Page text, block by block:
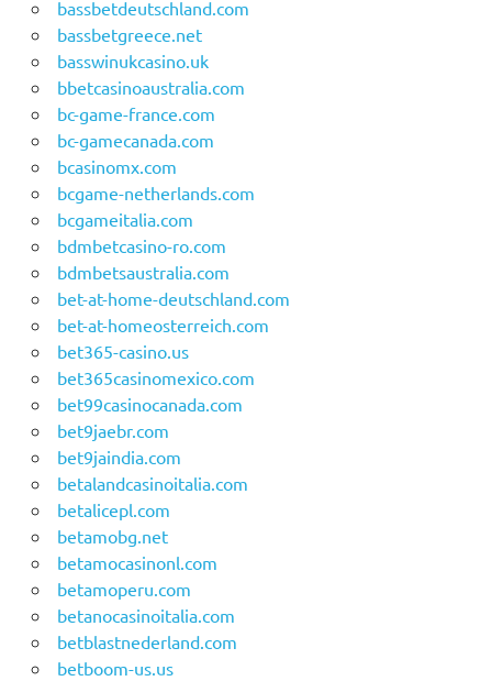
bassbetdeutschland.com
bassbetgreece.net
basswinukcasino.uk
bbetcasinoaustralia.com
bc-game-france.com
bc-gamecanada.com
bcasinomx.com
bcgame-netherlands.com
bcgameitalia.com
bdmbetcasino-ro.com
bdmbetsaustralia.com
bet-at-home-deutschland.com
bet-at-homeosterreich.com
bet365-casino.us
bet365casinomexico.com
bet99casinocanada.com
bet9jaebr.com
bet9jaindia.com
betalandcasinoitalia.com
betalicepl.com
betamobg.net
betamocasinonl.com
betamoperu.com
betanocasinoitalia.com
betblastnederland.com
betboom-us.us